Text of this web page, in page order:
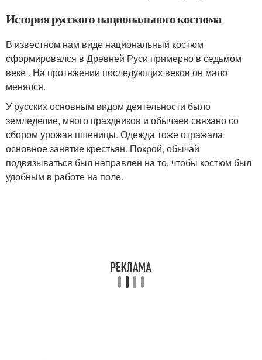
История русского национального костюма
В известном нам виде национальный костюм
сформировался в Древней Руси примерно в седьмом
веке . На протяжении последующих веков он мало
менялся.
У русских основным видом деятельности было
земледелие, много праздников и обычаев связано со
сбором урожая пшеницы. Одежда тоже отражала
основное занятие крестьян. Покрой, обычай
подвязываться был направлен на то, чтобы костюм был
удобным в работе на поле.